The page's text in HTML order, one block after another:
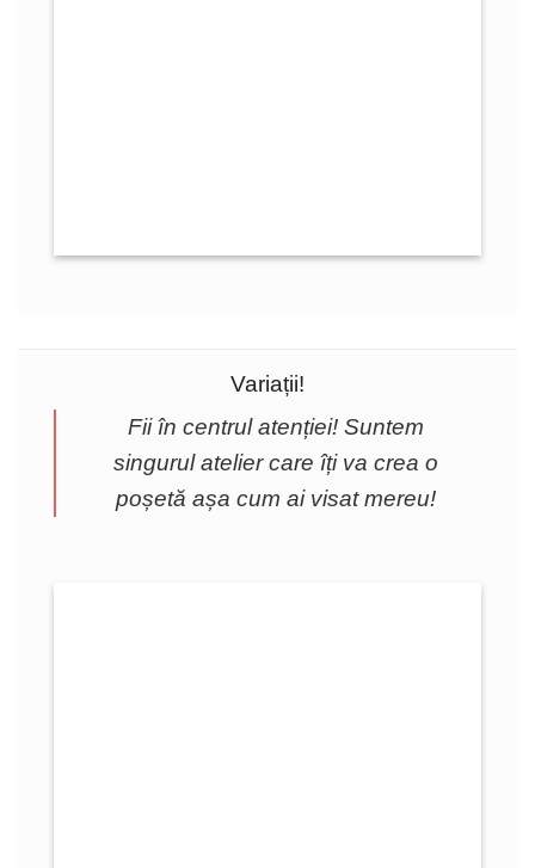
Variații!
Fii în centrul atenției! Suntem
singurul atelier care îți va crea o
poșetă așa cum ai visat mereu!